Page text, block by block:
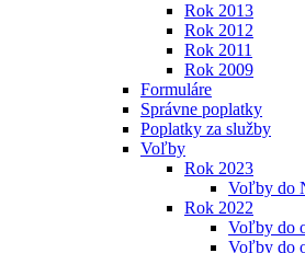
Rok 2013
Rok 2012
Rok 2011
Rok 2009
Formuláre
Správne poplatky
Poplatky za služby
Voľby
Rok 2023
Voľby do
Rok 2022
Voľby do
Voľby do